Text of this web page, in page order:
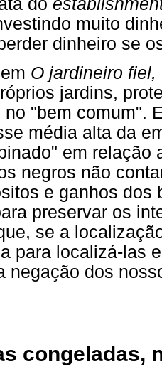
do
muito
dinheiro se
O jardineiro fiel,
jardins,
no "bem comum".
média alta da
em relação
negros não
e ganhos dos
preservar os
se a
para localizá-las
negação dos
congeladas,